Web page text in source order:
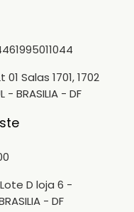
61995011044
Salas 1701, 1702
- BRASILIA - DF
Lote D loja 6 -
- DF